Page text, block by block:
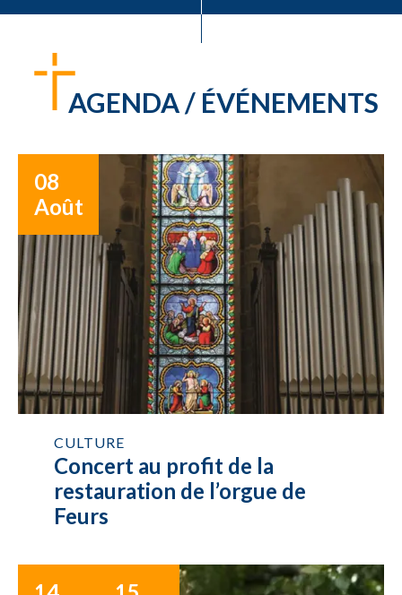
AGENDA / ÉVÉNEMENTS
08
Août
CULTURE
Concert au profit de la
restauration de l’orgue de
Feurs